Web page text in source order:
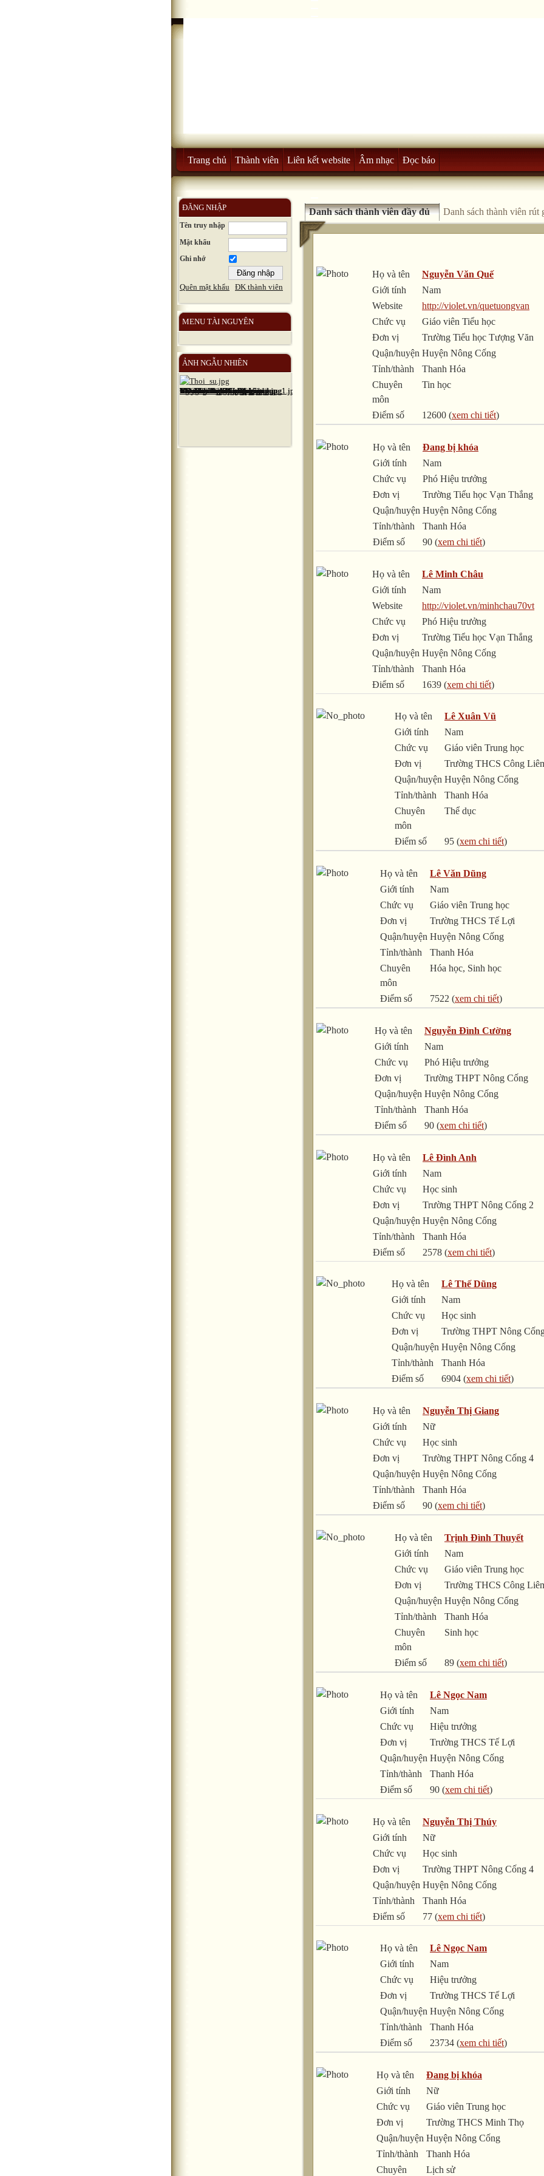
Trang chủ Thành viên Liên kết website Âm nhạc Đọc báo
ĐĂNG NHẬP
Tên truy nhập
Mật khẩu
Ghi nhớ
Quên mật khẩu ĐK thành viên
MENU TÀI NGUYÊN
ẢNH NGẪU NHIÊN
Danh sách thành viên đầy đủ Danh sách thành viên rút
Họ và tên
Nguyễn Văn Quế
Giới tính
Nam
Website
http://violet.vn/quetuongvan
Chức vụ
Giáo viên Tiểu học
Đơn vị
Trường Tiểu học Tượng Văn
Quận/huyện Huyện Nông Cống
Tỉnh/thành
Thanh Hóa
Chuyên
môn
Tin học
Điểm số 12600 (xem chi tiết)
Họ và tên
Đang bị khóa
Giới tính
Nam
Chức vụ
Phó Hiệu trưởng
Đơn vị
Trường Tiểu học Vạn Thắng
Quận/huyện Huyện Nông Cống
Tỉnh/thành
Thanh Hóa
Điểm số
90 (xem chi tiết)
Họ và tên
Lê Minh Châu
Giới tính
Nam
Website
http://violet.vn/minhchau70vt
Chức vụ
Phó Hiệu trưởng
Đơn vị
Trường Tiểu học Vạn Thắng
Quận/huyện Huyện Nông Cống
Tỉnh/thành
Thanh Hóa
Điểm số
1639 (xem chi tiết)
Họ và tên
Lê Xuân Vũ
Giới tính
Nam
Chức vụ
Giáo viên Trung học
Đơn vị
Trường THCS Công
Quận/huyện Huyện Nông Cống
Tỉnh/thành
Thanh Hóa
Chuyên
môn
Thể dục
Điểm số 95 (xem chi tiết)
Họ và tên
Lê Văn Dũng
Giới tính
Nam
Chức vụ
Giáo viên Trung học
Đơn vị
Trường THCS Tế Lợi
Quận/huyện Huyện Nông Cống
Tỉnh/thành
Thanh Hóa
Chuyên
môn
Hóa học, Sinh học
Điểm số 7522 (xem chi tiết)
Họ và tên
Nguyễn Đình Cường
Giới tính
Nam
Chức vụ
Phó Hiệu trưởng
Đơn vị
Trường THPT Nông Cống
Quận/huyện Huyện Nông Cống
Tỉnh/thành
Thanh Hóa
Điểm số
90 (xem chi tiết)
Họ và tên
Lê Đình Anh
Giới tính
Nam
Chức vụ
Học sinh
Đơn vị
Trường THPT Nông Cống 2
Quận/huyện Huyện Nông Cống
Tỉnh/thành
Thanh Hóa
Điểm số
2578 (xem chi tiết)
Họ và tên
Lê Thế Dũng
Giới tính
Nam
Chức vụ
Học sinh
Đơn vị
Trường THPT Nông
Quận/huyện Huyện Nông Cống
Tỉnh/thành
Thanh Hóa
Điểm số
6904 (xem chi tiết)
Họ và tên
Nguyễn Thị Giang
Giới tính
Nữ
Chức vụ
Học sinh
Đơn vị
Trường THPT Nông Cống 4
Quận/huyện Huyện Nông Cống
Tỉnh/thành
Thanh Hóa
Điểm số
90 (xem chi tiết)
Họ và tên
Trịnh Đình Thuyết
Giới tính
Nam
Chức vụ
Giáo viên Trung học
Đơn vị
Trường THCS Công
Quận/huyện Huyện Nông Cống
Tỉnh/thành
Thanh Hóa
Chuyên
môn
Sinh học
Điểm số 89 (xem chi tiết)
Họ và tên
Lê Ngọc Nam
Giới tính
Nam
Chức vụ
Hiệu trưởng
Đơn vị
Trường THCS Tế Lợi
Quận/huyện Huyện Nông Cống
Tỉnh/thành
Thanh Hóa
Điểm số
90 (xem chi tiết)
Họ và tên
Nguyễn Thị Thúy
Giới tính
Nữ
Chức vụ
Học sinh
Đơn vị
Trường THPT Nông Cống 4
Quận/huyện Huyện Nông Cống
Tỉnh/thành
Thanh Hóa
Điểm số
77 (xem chi tiết)
Họ và tên
Lê Ngọc Nam
Giới tính
Nam
Chức vụ
Hiệu trưởng
Đơn vị
Trường THCS Tế Lợi
Quận/huyện Huyện Nông Cống
Tỉnh/thành
Thanh Hóa
Điểm số
23734 (xem chi tiết)
Họ và tên
Đang bị khóa
Giới tính
Nữ
Chức vụ
Giáo viên Trung học
Đơn vị
Trường THCS Minh Thọ
Quận/huyện Huyện Nông Cống
Tỉnh/thành
Thanh Hóa
Chuyên
Lịch sử